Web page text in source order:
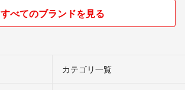
すべてのブランドを見る
カテゴリ一覧